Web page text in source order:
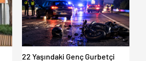
22 Yaşındaki Genç Gurbetçi